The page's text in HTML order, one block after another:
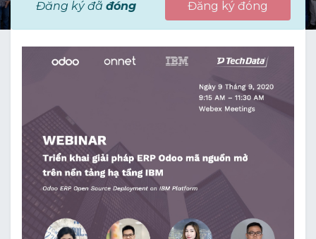
Đăng ký đã đóng Đăng ký đóng